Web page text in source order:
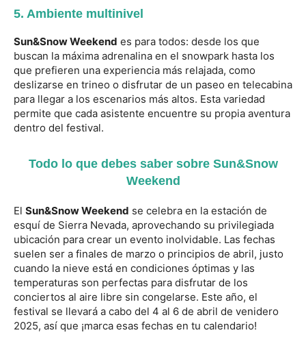
5. Ambiente multinivel
Sun&Snow Weekend es para todos: desde los que
buscan la máxima adrenalina en el snowpark hasta los
que prefieren una experiencia más relajada, como
deslizarse en trineo o disfrutar de un paseo en telecabina
para llegar a los escenarios más altos. Esta variedad
permite que cada asistente encuentre su propia aventura
dentro del festival.
Todo lo que debes saber sobre Sun&Snow
Weekend
El Sun&Snow Weekend se celebra en la estación de
esquí de Sierra Nevada, aprovechando su privilegiada
ubicación para crear un evento inolvidable. Las fechas
suelen ser a finales de marzo o principios de abril, justo
cuando la nieve está en condiciones óptimas y las
temperaturas son perfectas para disfrutar de los
conciertos al aire libre sin congelarse. Este año, el
festival se llevará a cabo del 4 al 6 de abril de venidero
2025, así que ¡marca esas fechas en tu calendario!